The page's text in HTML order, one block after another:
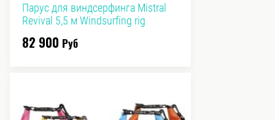
Парус для виндсерфинга Mistral
Revival 5,5 м Windsurfing rig
82 900 Руб